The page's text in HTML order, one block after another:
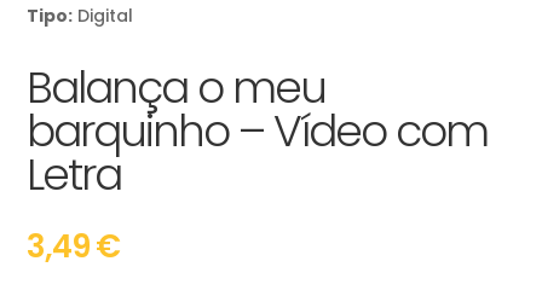
Tipo: Digital
Balança o meu
barquinho – Vídeo com
Letra
3,49€